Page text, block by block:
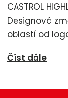
CASTROL
Designová
oblastí od
Číst dále